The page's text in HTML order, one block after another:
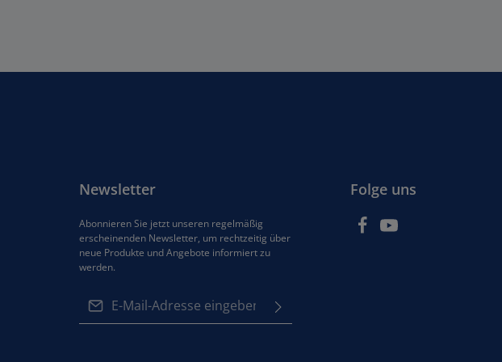
Newsletter
Abonnieren Sie jetzt unseren regelmäßig
erscheinenden Newsletter, um rechtzeitig über
neue Produkte und Angebote informiert zu
werden.
Folge uns